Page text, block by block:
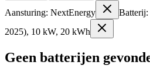
Aansturing: NextEnergy
Batterij:
2025), 10 kW, 20 kWh
Geen batterijen